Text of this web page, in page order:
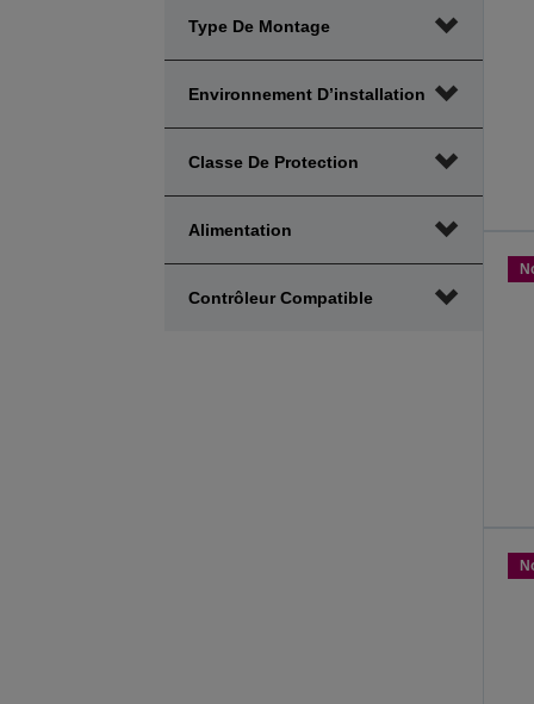
Type De Montage
Environnement D’installation
Classe De Protection
Alimentation
Contrôleur Compatible